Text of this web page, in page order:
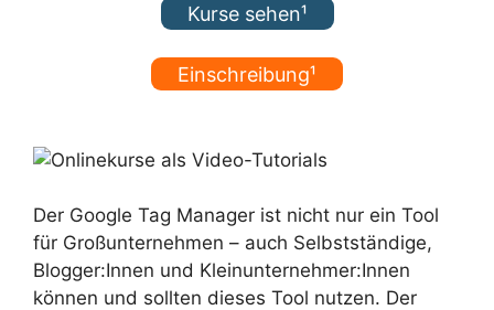
Kurse sehen¹
Einschreibung¹
Der Google Tag Manager ist nicht nur ein Tool
für Großunternehmen – auch Selbstständige,
Blogger:Innen und Kleinunternehmer:Innen
können und sollten dieses Tool nutzen. Der